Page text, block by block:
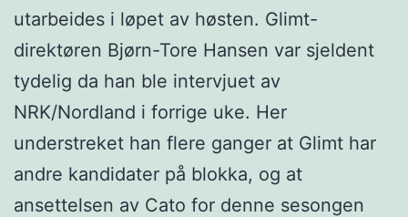
utarbeides i løpet av høsten. Glimt-
direktøren Bjørn-Tore Hansen var sjeldent
tydelig da han ble intervjuet av
NRK/Nordland i forrige uke. Her
understreket han flere ganger at Glimt har
andre kandidater på blokka, og at
ansettelsen av Cato for denne sesongen